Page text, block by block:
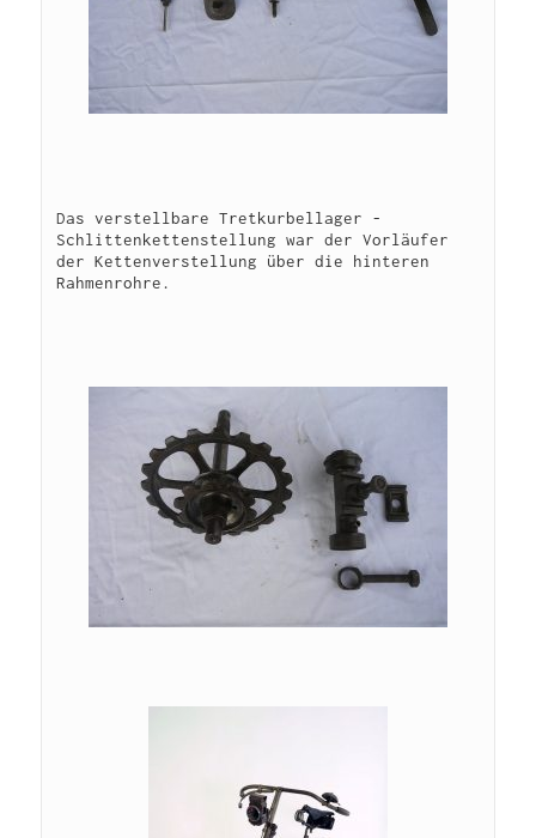
Das verstellbare Tretkurbellager -
Schlittenkettenstellung war der Vorläufer
der Kettenverstellung über die hinteren
Rahmenrohre.